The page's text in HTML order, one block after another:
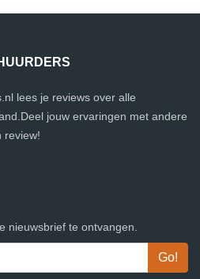
lees je reviews over alle
jouw ervaringen met andere
review!
nieuwsbrief te ontvangen.